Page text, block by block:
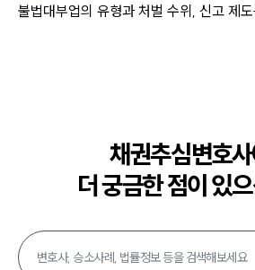
불법대부업의 유형과 처벌 수위, 신고 제
채권추심변호
더 궁금한 점이 있